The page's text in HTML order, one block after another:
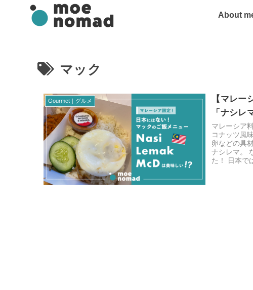
About
マック
Gourmet｜グルメ
【マレ
「ナシレ
マレーシア
コナッツ風
卵などの具
ナシレマ。
た！ 日本で